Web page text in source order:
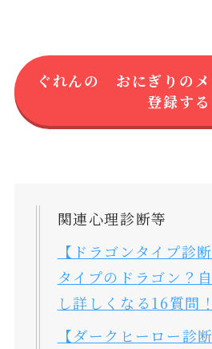
ぐれんの おにぎりの
登録する
関連心理診断等
【ドラゴンタイプ診
タイプのドラゴン？
し詳しくなる16質問！
【ダークヒーロー診